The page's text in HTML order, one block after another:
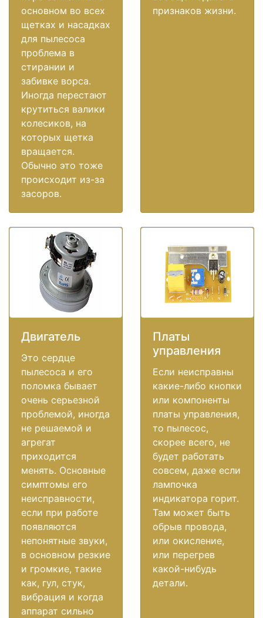
основном во всех
щетках и насадках
для пылесоса
проблема в
стирании и
забивке ворса.
Иногда перестают
крутиться валики
колесиков, на
которых щетка
вращается.
Обычно это тоже
происходит из-за
засоров.
признаков жизни.
Двигатель
Это сердце
пылесоса и его
поломка бывает
очень серьезной
проблемой, иногда
не решаемой и
агрегат
приходится
менять. Основные
симптомы его
неисправности,
если при работе
появляются
непонятные звуки,
в основном резкие
и громкие, такие
как, гул, стук,
вибрация и когда
аппарат сильно
Платы
управления
Если неисправны
какие-либо кнопки
или компоненты
платы управления,
то пылесос,
скорее всего, не
будет работать
совсем, даже если
лампочка
индикатора горит.
Там может быть
обрыв провода,
или окисление,
или перегрев
какой-нибудь
детали.